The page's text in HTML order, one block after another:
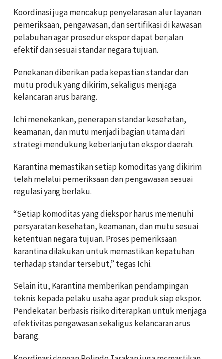
Koordinasi juga mencakup penyelarasan alur layanan
pemeriksaan, pengawasan, dan sertifikasi di kawasan
pelabuhan agar prosedur ekspor dapat berjalan
efektif dan sesuai standar negara tujuan.
Penekanan diberikan pada kepastian standar dan
mutu produk yang dikirim, sekaligus menjaga
kelancaran arus barang.
Ichi menekankan, penerapan standar kesehatan,
keamanan, dan mutu menjadi bagian utama dari
strategi mendukung keberlanjutan ekspor daerah.
Karantina memastikan setiap komoditas yang dikirim
telah melalui pemeriksaan dan pengawasan sesuai
regulasi yang berlaku.
“Setiap komoditas yang diekspor harus memenuhi
persyaratan kesehatan, keamanan, dan mutu sesuai
ketentuan negara tujuan. Proses pemeriksaan
karantina dilakukan untuk memastikan kepatuhan
terhadap standar tersebut,” tegas Ichi.
Selain itu, Karantina memberikan pendampingan
teknis kepada pelaku usaha agar produk siap ekspor.
Pendekatan berbasis risiko diterapkan untuk menjaga
efektivitas pengawasan sekaligus kelancaran arus
barang.